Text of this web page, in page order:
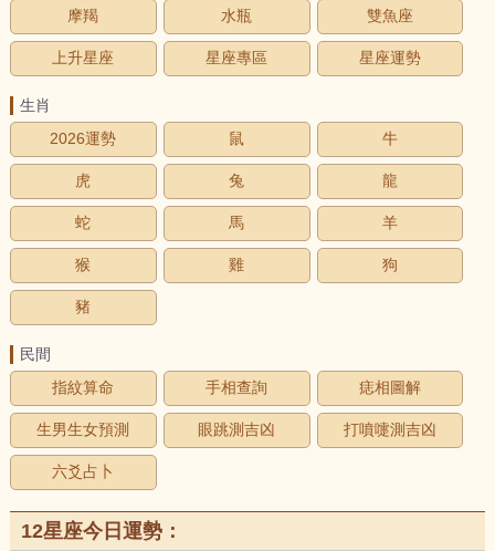
摩羯 水瓶 雙魚座
上升星座 星座專區 星座運勢
生肖
2026運勢
鼠 牛
虎 兔 龍
蛇 馬 羊
猴 雞 狗
豬
民間
指紋算命
手相查詢 痣相圖解
生男生女預測 眼跳測吉凶 打噴嚏測吉凶
六爻占卜
12星座今日運勢：